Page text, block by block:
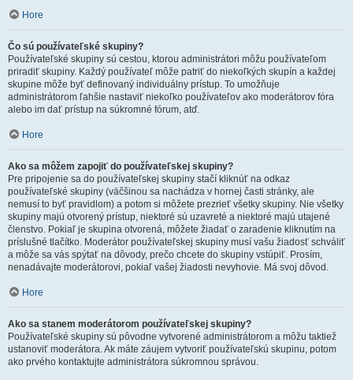
Hore
Čo sú používateľské skupiny?
Používateľské skupiny sú cestou, ktorou administrátori môžu používateľom
priradiť skupiny. Každý používateľ môže patriť do niekoľkých skupín a každej
skupine môže byť definovaný individuálny prístup. To umožňuje
administrátorom ľahšie nastaviť niekoľko používateľov ako moderátorov fóra
alebo im dať prístup na súkromné fórum, atď.
Hore
Ako sa môžem zapojiť do používateľskej skupiny?
Pre pripojenie sa do používateľskej skupiny stačí kliknúť na odkaz
používateľské skupiny (väčšinou sa nachádza v hornej časti stránky, ale
nemusí to byť pravidlom) a potom si môžete prezrieť všetky skupiny. Nie všetky
skupiny majú otvorený prístup, niektoré sú uzavreté a niektoré majú utajené
členstvo. Pokiaľ je skupina otvorená, môžete žiadať o zaradenie kliknutím na
príslušné tlačítko. Moderátor používateľskej skupiny musí vašu žiadosť schváliť
a môže sa vás spýtať na dôvody, prečo chcete do skupiny vstúpiť. Prosím,
nenadávajte moderátorovi, pokiaľ vašej žiadosti nevyhovie. Má svoj dôvod.
Hore
Ako sa stanem moderátorom používateľskej skupiny?
Používateľské skupiny sú pôvodne vytvorené administrátorom a môžu taktiež
ustanoviť moderátora. Ak máte záujem vytvoriť používateľskú skupinu, potom
ako prvého kontaktujte administrátora súkromnou správou.